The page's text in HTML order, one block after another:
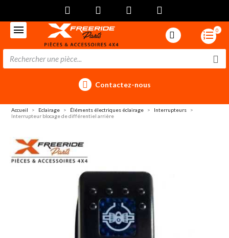
0
Contactez-nous
Accueil Eclairage Éléments électriques éclairage
Interrupteurs
Interrupteur blocage de différentiel arrière